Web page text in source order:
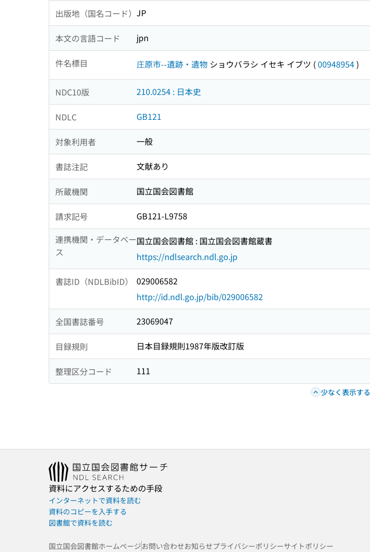
出版地（国名コード） JP
本文の言語コード jpn
件名標目 庄原市--遺跡・遺物 ショウバラシ イセキ イブツ (00948954)
NDC10版 210.0254 : 日本史
NDLC GB121
対象利用者 一般
書誌注記 文献あり
所蔵機関 国立国会図書館
請求記号
GB121-L9758
連携機関・データベー
ス
国立国会図書館 : 国立国会図書館蔵書
https://ndlsearch.ndl.go.jp
書誌ID（NDLBibID）
029006582
http://id.ndl.go.jp/bib/029006582
全国書誌番号 23069047
目録規則 日本目録規則1987年版改訂版
整理区分コード 111
少なく表示する
資料にアクセスするための手段
インターネットで資料を読む
資料のコピーを入手する
図書館で資料を読む
国立国会図書館ホームページお問い合わせお知らせプライバシーポリシーサイトポリシー